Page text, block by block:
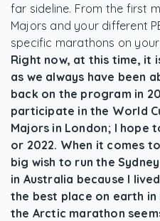
far sideline. From the first
Majors and your different
specific marathons on
Right now, at this time, it
as we always have been
back on the program in
participate in the World
Majors in London; I hope
or 2022. When it comes
big wish to run the
in Australia because I
the best place on earth
the Arctic marathon